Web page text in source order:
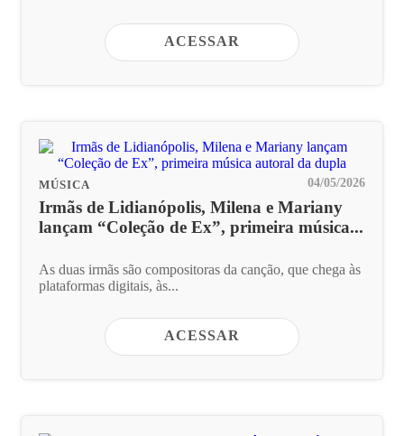
ACESSAR
MÚSICA 04/05/2026
Irmãs de Lidianópolis, Milena e Mariany
lançam “Coleção de Ex”, primeira música...
As duas irmãs são compositoras da canção, que chega às
plataformas digitais, às...
ACESSAR